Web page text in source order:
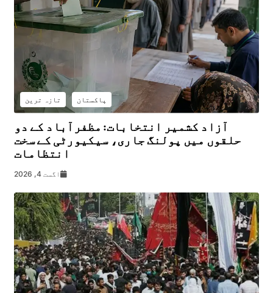
پاکستان تازہ ترین
آزاد کشمیر انتخابات: مظفرآباد کے دو
حلقوں میں پولنگ جاری، سیکیورٹی کے سخت
انتظامات
اگست 4, 2026